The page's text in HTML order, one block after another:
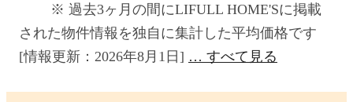
過去3ヶ月の間にLIFULL HOME'Sに掲載
された物件情報を独自に集計した平均価格です
[情報更新：2026年8月1日]
すべて見る